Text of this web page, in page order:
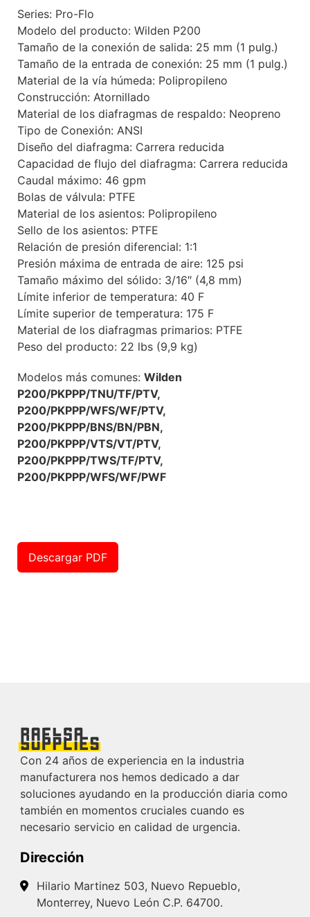
Series: Pro-Flo
Modelo del producto: Wilden P200
Tamaño de la conexión de salida: 25 mm (1 pulg.)
Tamaño de la entrada de conexión: 25 mm (1 pulg.)
Material de la vía húmeda: Polipropileno
Construcción: Atornillado
Material de los diafragmas de respaldo: Neopreno
Tipo de Conexión: ANSI
Diseño del diafragma: Carrera reducida
Capacidad de flujo del diafragma: Carrera reducida
Caudal máximo: 46 gpm
Bolas de válvula: PTFE
Material de los asientos: Polipropileno
Sello de los asientos: PTFE
Relación de presión diferencial: 1:1
Presión máxima de entrada de aire: 125 psi
Tamaño máximo del sólido: 3/16″ (4,8 mm)
Límite inferior de temperatura: 40 F
Límite superior de temperatura: 175 F
Material de los diafragmas primarios: PTFE
Peso del producto: 22 lbs (9,9 kg)
Modelos más comunes: Wilden
P200/PKPPP/TNU/TF/PTV,
P200/PKPPP/WFS/WF/PTV,
P200/PKPPP/BNS/BN/PBN,
P200/PKPPP/VTS/VT/PTV,
P200/PKPPP/TWS/TF/PTV,
P200/PKPPP/WFS/WF/PWF
Descargar PDF
Con 24 años de experiencia en la industria
manufacturera nos hemos dedicado a dar
soluciones ayudando en la producción diaria como
también en momentos cruciales cuando es
necesario servicio en calidad de urgencia.
Dirección
Hilario Martinez 503, Nuevo Repueblo,
Monterrey, Nuevo León C.P. 64700.